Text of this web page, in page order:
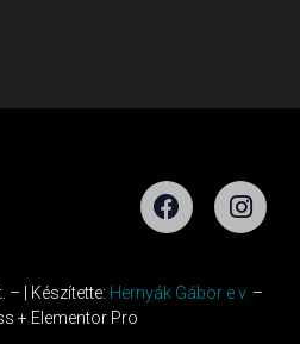
– | Készítette: Hernyák Gábor e.v. –
+ Elementor Pro